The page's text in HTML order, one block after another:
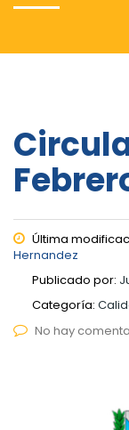
Última
Hernandez
Publicado por:
Categoría:
No hay